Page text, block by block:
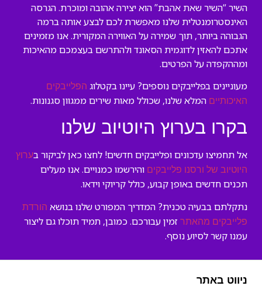
השיר “השיר שאת אהבת” הוא יצירה אהובה ומוכרת. הגרסה
האינסטרומנטלית שלנו מאפשרת לכם לבצע אותה ברמה
הגבוהה ביותר, תוך שמירה על האווירה המקורית. אנו מזמינים
אתכם להאזין לדוגמית הסאונד ולהתרשם בעצמכם מהאיכות
ומההקפדה על הפרטים.
מעוניינים בפלייבקים נוספים? עיינו בקטלוג הפלייבקים
האיכותיים המלא שלנו, שכולל מאות שירים ממגוון סגנונות.
בקרו בערוץ היוטיוב שלנו
אל תחמיצו עדכונים ופלייבקים חדשים! לחצו כאן לביקור בערוץ
היוטיוב של ורסנו פלייבקים והירשמו כמנויים. אנו מעלים
תכנים חדשים באופן קבוע, כולל קריוקי וידאו.
נתקלתם בבעיה טכנית? המדריך המפורט שלנו בנושא הורדת
פלייבקים מהאתר זמין עבורכם. כמובן, תמיד תוכלו גם ליצור
עמנו קשר לסיוע נוסף.
ניווט באתר